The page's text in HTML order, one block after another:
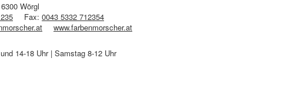
6300 Wörgl
Fax: 0043 5332 712354
www.farbenmorscher.at
14-18 Uhr | Samstag 8-12 Uhr